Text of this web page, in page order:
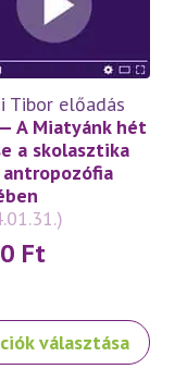
Tibor előadás
— A Miatyánk hét
a skolasztika
antropozófia
Ft
választása